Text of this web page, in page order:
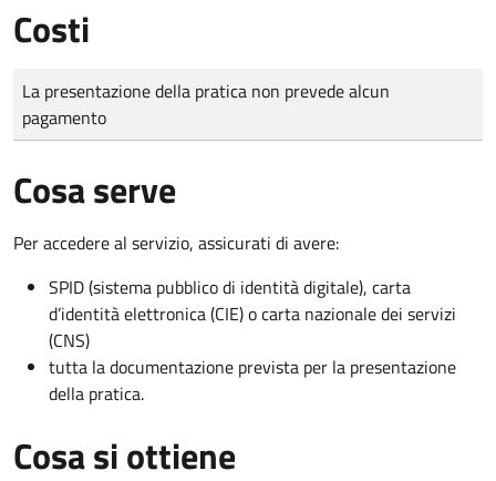
Costi
Tipo di pagamento
Importo
La presentazione della pratica non prevede alcun
pagamento
Cosa serve
Per accedere al servizio, assicurati di avere:
SPID (sistema pubblico di identità digitale), carta
d’identità elettronica (CIE) o carta nazionale dei servizi
(CNS)
tutta la documentazione prevista per la presentazione
della pratica.
Cosa si ottiene